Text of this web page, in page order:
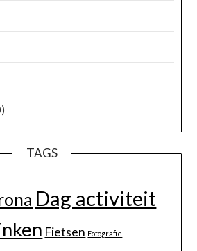
TAGS
Dag activiteit
Fietsen Fotografie